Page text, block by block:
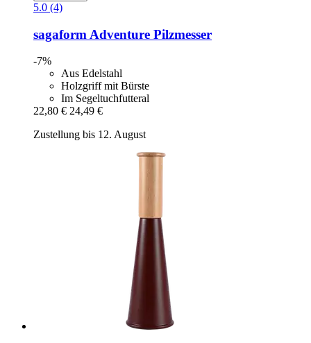
5.0 (4)
sagaform Adventure Pilzmesser
-7%
Aus Edelstahl
Holzgriff mit Bürste
Im Segeltuchfutteral
22,80 € 24,49 €
Zustellung bis 12. August